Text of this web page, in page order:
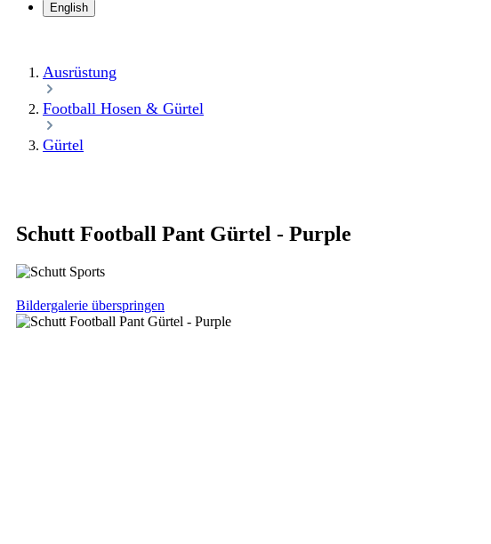
English
Ausrüstung
Football Hosen & Gürtel
Gürtel
Schutt Football Pant Gürtel - Purple
Bildergalerie überspringen